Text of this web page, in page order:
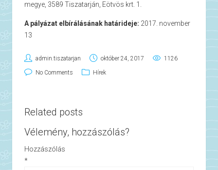
megye, 3589 Tiszatarján, Eötvös krt. 1.
A pályázat elbírálásának határideje: 2017. november
13
admin.tiszatarjan október 24, 2017 1126
No Comments Hírek
Related posts
Vélemény, hozzászólás?
Hozzászólás
*